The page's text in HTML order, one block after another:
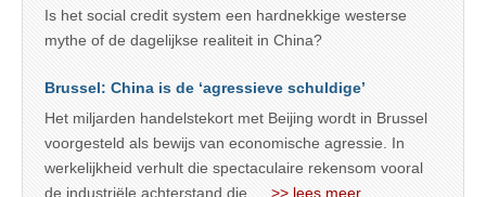
Is het social credit system een hardnekkige westerse
mythe of de dagelijkse realiteit in China?
Brussel: China is de ‘agressieve schuldige’
Het miljarden handelstekort met Beijing wordt in Brussel
voorgesteld als bewijs van economische agressie. In
werkelijkheid verhult die spectaculaire rekensom vooral
de industriële achterstand die
… >> lees meer